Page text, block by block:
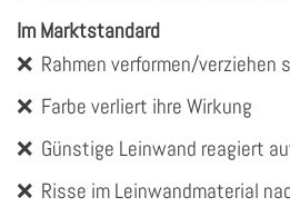
Im Marktstandard
❌ Rahmen verformen/verziehen
❌ Farbe verliert ihre Wirkung
❌ Günstige Leinwand reagiert
❌ Risse im Leinwandmaterial